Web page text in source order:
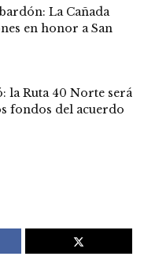
La Cañada
en honor a San
Ruta 40 Norte será
fondos del acuerdo